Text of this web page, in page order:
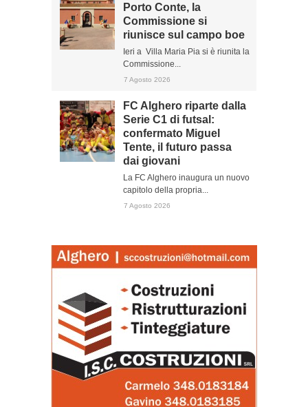
Porto Conte, la
Commissione si
riunisce sul campo boe
Ieri a Villa Maria Pia si è riunita la
Commissione...
7 Agosto 2026
FC Alghero riparte dalla
Serie C1 di futsal:
confermato Miguel
Tente, il futuro passa
dai giovani
La FC Alghero inaugura un nuovo
capitolo della propria...
7 Agosto 2026